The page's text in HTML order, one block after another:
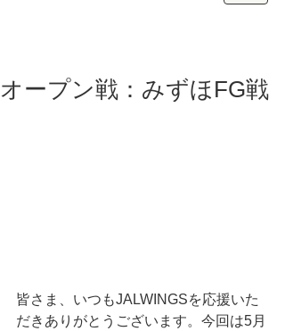
オープン戦：みずほFG戦
皆さま、いつもJALWINGSを応援いた
だきありがとうございます。今回は5月